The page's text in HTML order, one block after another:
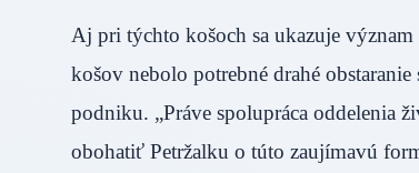
Aj pri týchto košoch sa ukazuje
košov nebolo potrebné drahé
podniku. „Práve spolupráca oddelenia
obohatiť Petržalku o túto zaujímavú